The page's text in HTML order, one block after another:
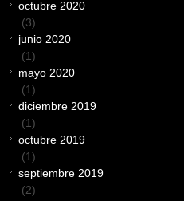
octubre 2020
(3)
junio 2020
(1)
mayo 2020
(1)
diciembre 2019
(1)
octubre 2019
(1)
septiembre 2019
(2)